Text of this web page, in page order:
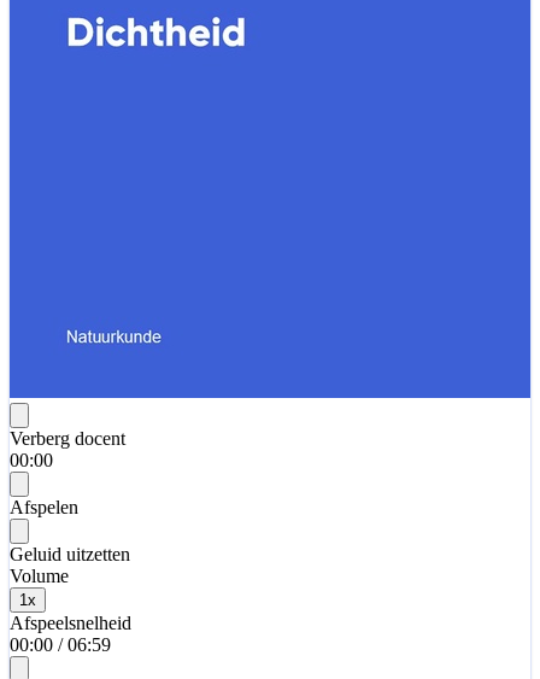
Verberg docent
00:00
Afspelen
Geluid uitzetten
Volume
1x
Afspeelsnelheid
00:00 / 06:59